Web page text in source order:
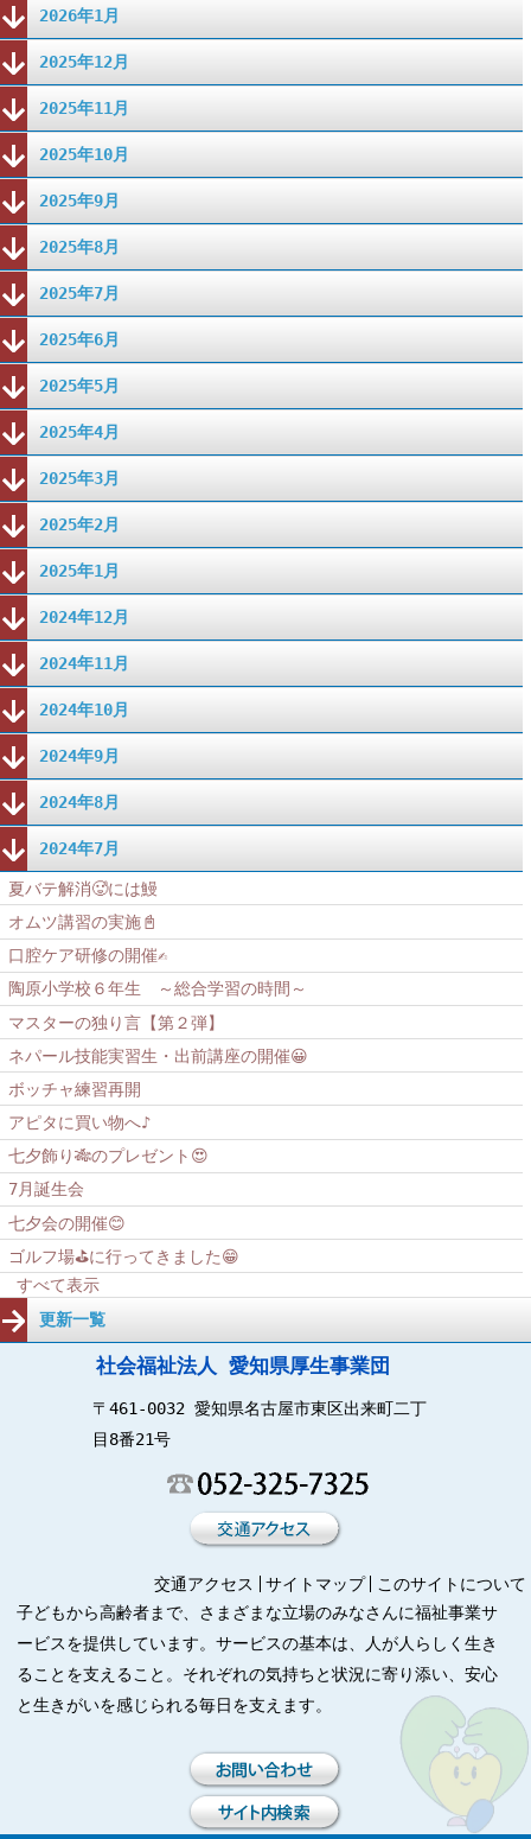
2026年1月
2025年12月
2025年11月
2025年10月
2025年9月
2025年8月
2025年7月
2025年6月
2025年5月
2025年4月
2025年3月
2025年2月
2025年1月
2024年12月
2024年11月
2024年10月
2024年9月
2024年8月
2024年7月
夏バテ解消🥵には鰻
オムツ講習の実施📓
口腔ケア研修の開催✍
陶原小学校６年生 ～総合学習の時間～
マスターの独り言【第２弾】
ネパール技能実習生・出前講座の開催😀
ボッチャ練習再開
アピタに買い物へ♪
七夕飾り🎋のプレゼント😍
7月誕生会
七夕会の開催😊
ゴルフ場⛳に行ってきました😁
すべて表示
更新一覧
社会福祉法人 愛知県厚生事業団
〒461-0032 愛知県名古屋市東区出来町二丁
目8番21号
交通アクセス サイトマップ
このサイトについて
子どもから高齢者まで、さまざまな立場のみなさんに福祉事業サ
ービスを提供しています。サービスの基本は、人が人らしく生き
ることを支えること。それぞれの気持ちと状況に寄り添い、安心
と生きがいを感じられる毎日を支えます。